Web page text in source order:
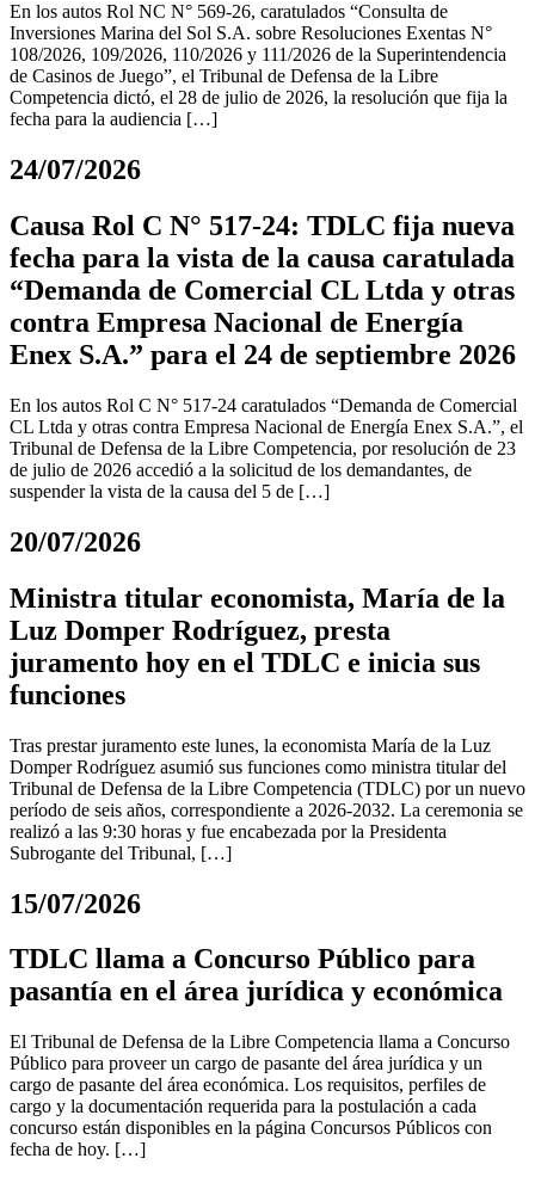
En los autos Rol NC N° 569-26, caratulados “Consulta de
Inversiones Marina del Sol S.A. sobre Resoluciones Exentas N°
108/2026, 109/2026, 110/2026 y 111/2026 de la Superintendencia
de Casinos de Juego”, el Tribunal de Defensa de la Libre
Competencia dictó, el 28 de julio de 2026, la resolución que fija la
fecha para la audiencia […]
24/07/2026
Causa Rol C N° 517-24: TDLC fija nueva
fecha para la vista de la causa caratulada
“Demanda de Comercial CL Ltda y otras
contra Empresa Nacional de Energía
Enex S.A.” para el 24 de septiembre 2026
En los autos Rol C N° 517-24 caratulados “Demanda de Comercial
CL Ltda y otras contra Empresa Nacional de Energía Enex S.A.”, el
Tribunal de Defensa de la Libre Competencia, por resolución de 23
de julio de 2026 accedió a la solicitud de los demandantes, de
suspender la vista de la causa del 5 de […]
20/07/2026
Ministra titular economista, María de la
Luz Domper Rodríguez, presta
juramento hoy en el TDLC e inicia sus
funciones
Tras prestar juramento este lunes, la economista María de la Luz
Domper Rodríguez asumió sus funciones como ministra titular del
Tribunal de Defensa de la Libre Competencia (TDLC) por un nuevo
período de seis años, correspondiente a 2026-2032. La ceremonia se
realizó a las 9:30 horas y fue encabezada por la Presidenta
Subrogante del Tribunal, […]
15/07/2026
TDLC llama a Concurso Público para
pasantía en el área jurídica y económica
El Tribunal de Defensa de la Libre Competencia llama a Concurso
Público para proveer un cargo de pasante del área jurídica y un
cargo de pasante del área económica. Los requisitos, perfiles de
cargo y la documentación requerida para la postulación a cada
concurso están disponibles en la página Concursos Públicos con
fecha de hoy. […]